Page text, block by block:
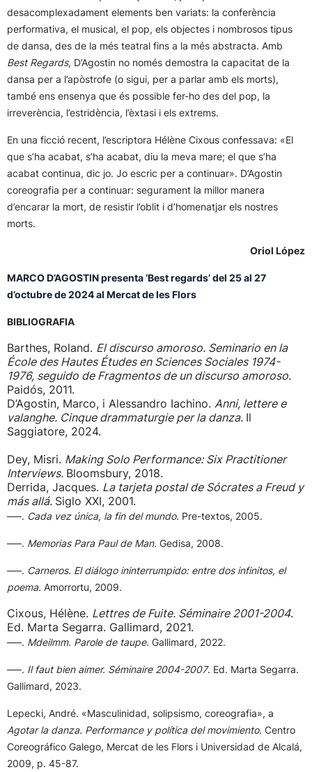
desacomplexadament elements ben variats: la conferència
performativa, el musical, el pop, els objectes i nombrosos tipus
de dansa, des de la més teatral fins a la més abstracta. Amb
Best Regards, D’Agostin no només demostra la capacitat de la
dansa per a l’apòstrofe (o sigui, per a parlar amb els morts),
també ens ensenya que és possible fer-ho des del pop, la
irreverència, l’estridència, l’èxtasi i els extrems.
En una ficció recent, l’escriptora Hélène Cixous confessava: «El
que s’ha acabat, s’ha acabat, diu la meva mare; el que s’ha
acabat continua, dic jo. Jo escric per a continuar». D’Agostin
coreografia per a continuar: segurament la millor manera
d’encarar la mort, de resistir l’oblit i d’homenatjar els nostres
morts.
Oriol López
MARCO D’AGOSTIN presenta ‘Best regards’ del 25 al 27
d’octubre de 2024 al Mercat de les Flors
BIBLIOGRAFIA
Barthes, Roland. El discurso amoroso. Seminario en la
École des Hautes Études en Sciences Sociales 1974-
1976, seguido de Fragmentos de un discurso amoroso.
Paidós, 2011.
D’Agostin, Marco, i Alessandro Iachino. Anni, lettere e
valanghe. Cinque drammaturgie per la danza. Il
Saggiatore, 2024.
Dey, Misri. Making Solo Performance: Six Practitioner
Interviews. Bloomsbury, 2018.
Derrida, Jacques. La tarjeta postal de Sócrates a Freud y
más allá. Siglo XXI, 2001.
–––. Cada vez única, la fin del mundo. Pre-textos, 2005.
–––. Memorias Para Paul de Man. Gedisa, 2008.
–––. Carneros. El diálogo ininterrumpido: entre dos infinitos, el
poema. Amorrortu, 2009.
Cixous, Hélène. Lettres de Fuite. Séminaire 2001-2004.
Ed. Marta Segarra. Gallimard, 2021.
–––. Mdeilmm. Parole de taupe. Gallimard, 2022.
–––. Il faut bien aimer. Séminaire 2004-2007. Ed. Marta Segarra.
Gallimard, 2023.
Lepecki, André. «Masculinidad, solipsismo, coreografia», a
Agotar la danza. Performance y política del movimiento. Centro
Coreográfico Galego, Mercat de les Flors i Universidad de Alcalá,
2009, p. 45-87.